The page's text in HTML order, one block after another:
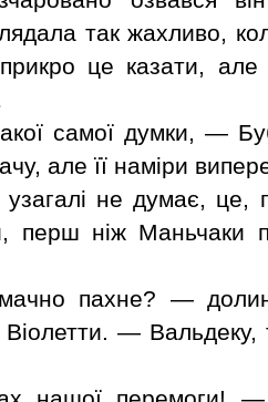
так жахливо,
це казати,
самої думки, —
але її наміри
не думає, це,
перш ніж Маньчаки
пахне? —
Віолетти. —